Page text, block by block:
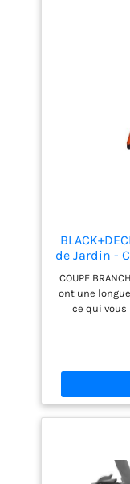
sous la
Contenu:
franches
kg,
de Jardin -
Sécateur
COUPE
ont une
ce qui
DE 38 MM
sécateur
épaisseur
branches plus
COUCHE
jardinage est
les lames de
au
branches,